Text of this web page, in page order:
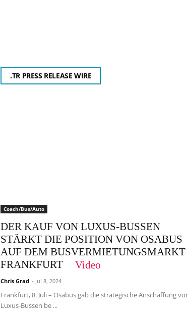
.TR PRESS RELEASE WIRE
Coach/Bus/Auto
DER KAUF VON LUXUS-BUSSEN
STÄRKT DIE POSITION VON OSABUS
AUF DEM
FRANKFURT
Video
Chris Grad - Jul 8, 2024
Frankfurt, 8. Juli – Osabus gab die strategische Anschaffung
Luxus-Bussen be ...